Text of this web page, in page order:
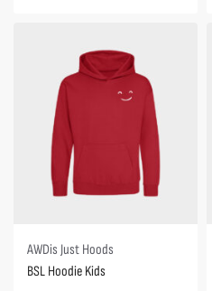
AWDis Just Hoods
BSL Hoodie Kids